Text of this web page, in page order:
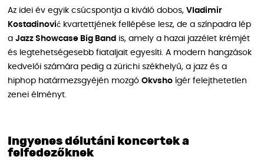
Az idei év egyik csúcspontja a kiváló dobos, Vladimir
Kostadinović kvartettjének fellépése lesz, de a színpadra lép
a Jazz Showcase Big Band is, amely a hazai jazzélet krémjét
és legtehetségesebb fiataljait egyesíti. A modern hangzások
kedvelői számára pedig a zürichi székhelyű, a jazz és a
hiphop határmezsgyéjén mozgó Okvsho ígér felejthetetlen
zenei élményt.
Ingyenes délutáni koncertek a
felfedezőknek